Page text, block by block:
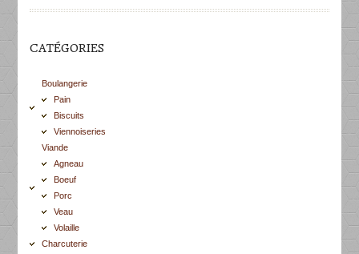
CATÉGORIES
Boulangerie
Pain
Biscuits
Viennoiseries
Viande
Agneau
Boeuf
Porc
Veau
Volaille
Charcuterie